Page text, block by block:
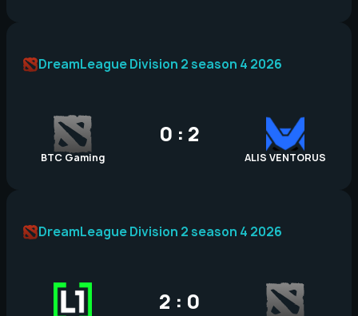
BTC Gaming
0 : 2
ALIS VENTORUS
DreamLeague Division 2 season 4 2026
2 : 0
DreamLeague Division 2 season 4 2026